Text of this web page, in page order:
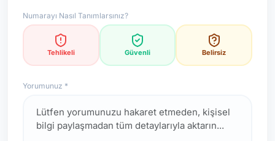
güncellenir.
Numarayı Nasıl Tanımlarsınız?
Tehlikeli Güvenli Belirsiz
Yorumunuz *